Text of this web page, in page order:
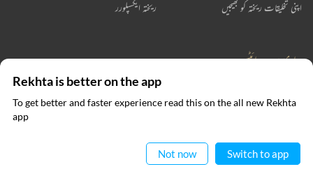
اپنی تخلیقات ریختہ کو بھیجیں ریختہ ایکسپلورر
ہماری ویب سائٹس
ہندوی
ریختہ بکس
Rekhta is better on the app
To get better and faster experience read this on the all new Rekhta
app
Not now Switch to app